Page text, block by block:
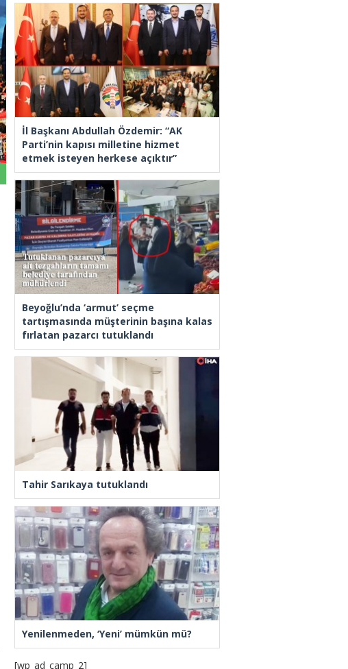
İl Başkanı Abdullah Özdemir: “AK
Parti’nin kapısı milletine hizmet
etmek isteyen herkese açıktır”
Beyoğlu’nda ‘armut’ seçme
tartışmasında müşterinin başına kalas
fırlatan pazarcı tutuklandı
Tahir Sarıkaya tutuklandı
Yenilenmeden, ‘Yeni’ mümkün mü?
[wp_ad_camp_2]